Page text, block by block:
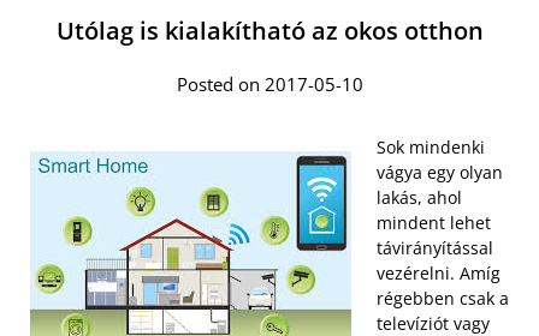
Utólag is kialakítható az okos otthon
Posted on 2017-05-10
Sok mindenki
vágya egy olyan
lakás, ahol
mindent lehet
távirányítással
vezérelni. Amíg
régebben csak a
televíziót vagy